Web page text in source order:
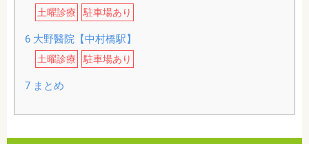
土曜診療 駐車場あり
6大野醫院【中村橋駅】
土曜診療 駐車場あり
7まとめ